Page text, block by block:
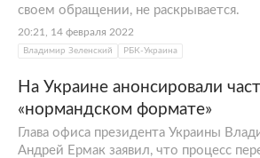
своем обращении, не раскрывается.
20:21, 14 февраля 2022
Владимир Зеленский РБК-Украина
На Украине анонсировали
«нормандском формате»
Глава офиса президента Украины
Андрей Ермак заявил, что процесс